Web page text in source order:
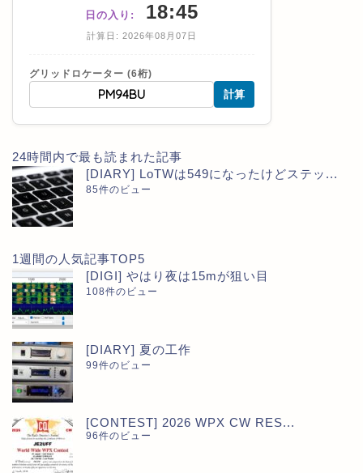
日の入り: 18:45
計算日: 2026年08月07日
グリッドロケーター (6桁)
計算
24時間内で最も読まれた記事
[DIARY] LoTWは549になったけどステッ...
85件のビュー
1週間の人気記事TOP5
[DIGI] やはり夜は15mが狙い目
108件のビュー
[DIARY] 夏の工作
99件のビュー
[CONTEST] 2026 WPX CW RES...
96件のビュー